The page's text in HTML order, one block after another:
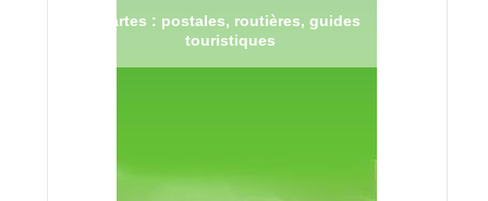
Cartes : postales, routières, guides
touristiques